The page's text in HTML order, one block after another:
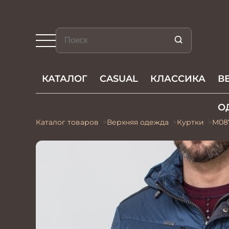
КАТАЛОГ CASUAL КЛАССИКА
Каталог товаров Верхняя одежда Куртки